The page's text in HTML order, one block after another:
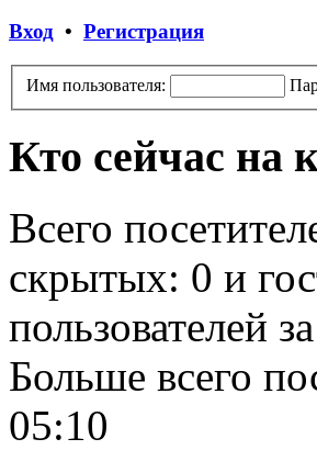
Вход • Регистрация
Имя пользователя:
Кто сейчас на
Всего
скрытых: 0 и
пользователей
Больше всего
05:10